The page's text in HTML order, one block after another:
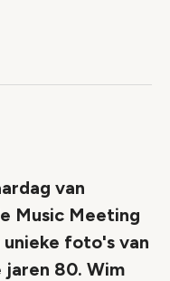
van
Music Meeting
foto's van
80. Wim